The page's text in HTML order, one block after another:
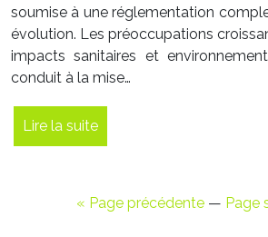
soumise à une réglementation
évolution. Les préoccupations
impacts sanitaires et
conduit à la mise…
Lire la suite
« Page précédente— Page